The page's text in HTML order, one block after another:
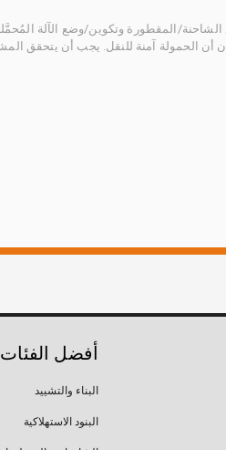
الشاحنة/المقطورة وتكوين/وضع الآلة
أن الحمولة آمنة للنقل. يجب أن يتحقق
أفضل الفئات
البناء والتشييد
البنود الاستهلاكية